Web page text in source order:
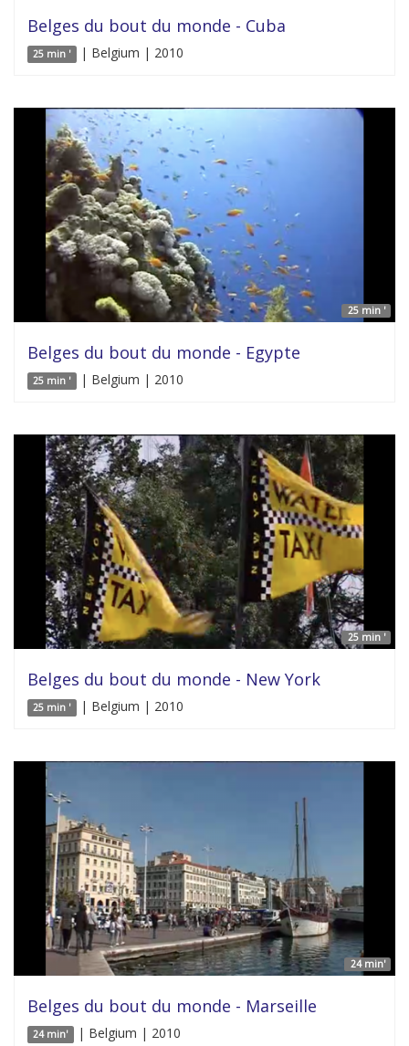
Belges du bout du monde - Cuba
25 min ' | Belgium | 2010
25 min '
Belges du bout du monde - Egypte
25 min ' | Belgium | 2010
25 min '
Belges du bout du monde - New York
25 min ' | Belgium | 2010
24 min'
Belges du bout du monde - Marseille
24 min' | Belgium | 2010